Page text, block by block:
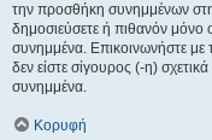
την προσθήκη συνημμένων
δημοσιεύσετε ή πιθανόν
συνημμένα. Επικοινωνήστε με
δεν είστε σίγουρος (-η)
συνημμένα.
Κορυφή